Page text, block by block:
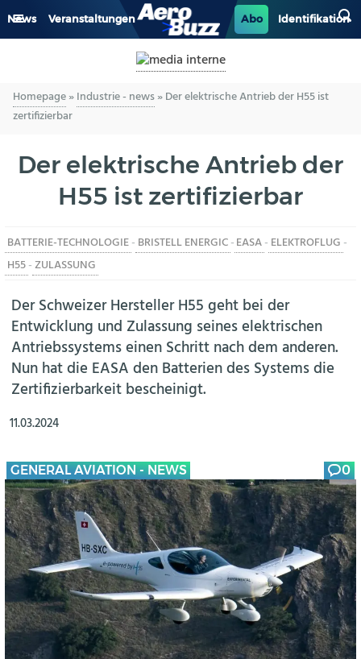
News Veranstaltungen Abo Identifikation
BIZAV
HELIKOPTER
BERUFE
AERO-KULTUR
Homepage»Industrie - news»Der elektrische Antrieb der H55 ist
zertifizierbar
Der elektrische Antrieb der
H55 ist zertifizierbar
BATTERIE-TECHNOLOGIE- BRISTELL ENERGIC-EASA- ELEKTROFLUG -
H55-ZULASSUNG
Der Schweizer Hersteller H55 geht bei der
Entwicklung und Zulassung seines elektrischen
Antriebssystems einen Schritt nach dem anderen.
Nun hat die EASA den Batterien des Systems die
Zertifizierbarkeit bescheinigt.
11.03.2024
GENERAL AVIATION - NEWS 0